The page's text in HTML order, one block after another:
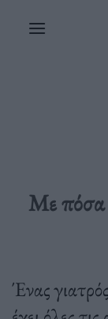
Με πόσα
Ένας